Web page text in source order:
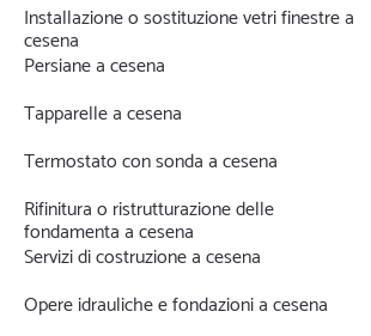
Installazione o sostituzione vetri finestre a
cesena
Persiane a cesena
Tapparelle a cesena
Termostato con sonda a cesena
Rifinitura o ristrutturazione delle
fondamenta a cesena
Servizi di costruzione a cesena
Opere idrauliche e fondazioni a cesena